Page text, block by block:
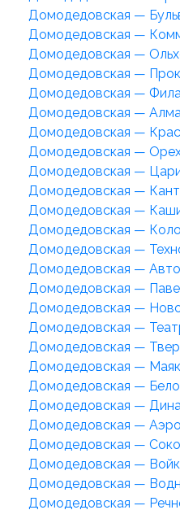
Домодедовская —
Домодедовская —
Домодедовская —
Домодедовская —
Домодедовская —
Домодедовская —
Домодедовская —
Домодедовская —
Домодедовская —
Домодедовская —
Домодедовская —
Домодедовская —
Домодедовская —
Домодедовская —
Домодедовская —
Домодедовская —
Домодедовская —
Домодедовская —
Домодедовская —
Домодедовская —
Домодедовская —
Домодедовская —
Домодедовская —
Домодедовская —
Домодедовская —
Домодедовская —